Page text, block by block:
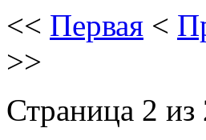
<< Первая <
>>
Страница 2 из